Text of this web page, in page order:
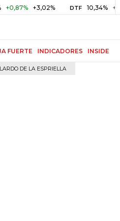
+3,02% DTF 10,34% +0,10%
FUERTE INDICADORES INSIDE
DE LA ESPRIELLA